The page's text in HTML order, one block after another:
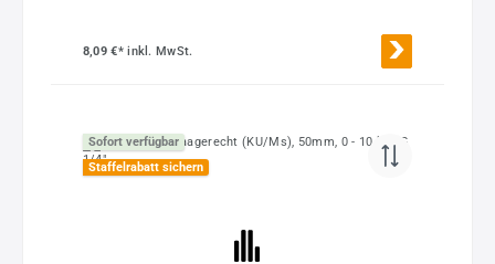
8,09 €*inkl. MwSt.
Sofort verfügbar
Staffelrabatt sichern